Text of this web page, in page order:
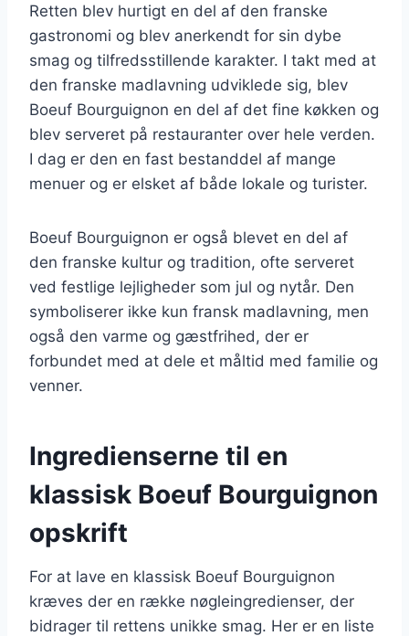
Retten blev hurtigt en del af den franske
gastronomi og blev anerkendt for sin dybe
smag og tilfredsstillende karakter. I takt med at
den franske madlavning udviklede sig, blev
Boeuf Bourguignon en del af det fine køkken og
blev serveret på restauranter over hele verden.
I dag er den en fast bestanddel af mange
menuer og er elsket af både lokale og turister.
Boeuf Bourguignon er også blevet en del af
den franske kultur og tradition, ofte serveret
ved festlige lejligheder som jul og nytår. Den
symboliserer ikke kun fransk madlavning, men
også den varme og gæstfrihed, der er
forbundet med at dele et måltid med familie og
venner.
Ingredienserne til en
klassisk Boeuf Bourguignon
opskrift
For at lave en klassisk Boeuf Bourguignon
kræves der en række nøgleingredienser, der
bidrager til rettens unikke smag. Her er en liste